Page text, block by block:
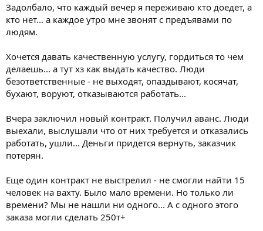
Задолбало, что каждый вечер я переживаю кто доедет, а
кто нет... а каждое утро мне звонят с предъявами по
людям.
Хочется давать качественную услугу, гордиться то чем
делаешь... а тут хз как выдать качество. Люди
безответственные - не выходят, опаздывают, косячат,
бухают, воруют, отказываются работать...
Вчера заключил новый контракт. Получил аванс. Люди
выехали, выслушали что от них требуется и отказались
работать, ушли... Деньги придется вернуть, заказчик
потерян.
Еще один контракт не выстрелил - не смогли найти 15
человек на вахту. Было мало времени. Но только ли
времени? Мы не нашли ни одного... А с одного этого
заказа могли сделать 250т+